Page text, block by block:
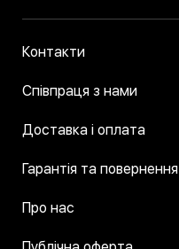
Контакти
Співпраця з нами
Доставка і оплата
Гарантія та повернення
Про нас